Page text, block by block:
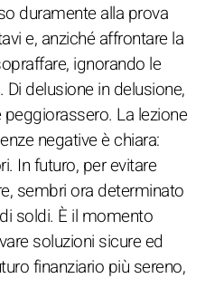
duramente alla prova
e, anziché affrontare la
ignorando le
delusione in delusione,
La lezione
negative è chiara:
In futuro, per evitare
sembri ora determinato
soldi. È il momento
soluzioni sicure ed
finanziario più sereno,